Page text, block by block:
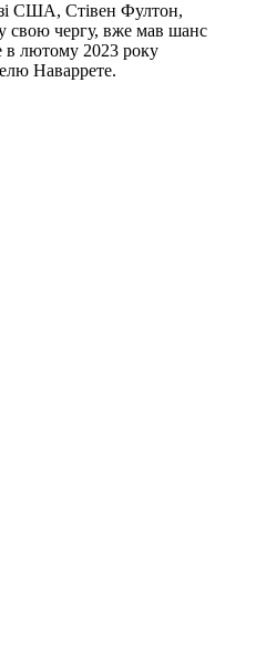
США, Стівен Фултон,
свою чергу, вже мав шанс
в лютому 2023 року
Наваррете.